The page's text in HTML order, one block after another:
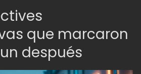
que marcaron
después